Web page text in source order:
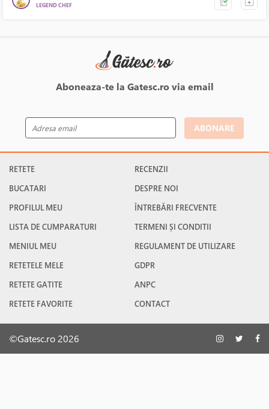
LEGEND CHEF
Aboneaza-te la Gatesc.ro via email
ABONARE
RETETE
BUCATARI
PROFILUL MEU
LISTA DE CUMPARATURI
MENIUL MEU
RETETELE MELE
RETETE GATITE
RETETE FAVORITE
RECENZII
DESPRE NOI
ÎNTREBĂRI FRECVENTE
TERMENI ȘI CONDITII
REGULAMENT DE UTILIZARE
GDPR
ANPC
CONTACT
©Gatesc.ro 2026